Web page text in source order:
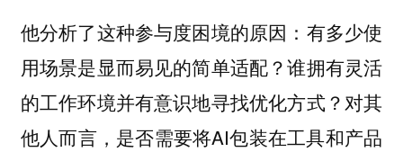
他分析了这种参与度困境的原因：有多少使
用场景是显而易见的简单适配？谁拥有灵活
的工作环境并有意识地寻找优化方式？对其
他人而言，是否需要将AI包装在工具和产品